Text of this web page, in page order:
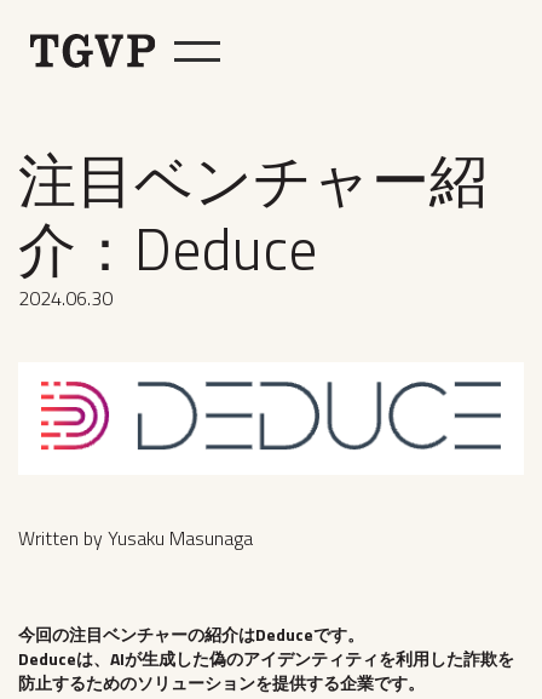
注目ベンチャー紹
介：Deduce
2024.06.30
Written by Yusaku Masunaga
今回の注目ベンチャーの紹介はDeduceです。
Deduceは、AIが生成した偽のアイデンティティを利用した詐欺を
防止するためのソリューションを提供する企業です。